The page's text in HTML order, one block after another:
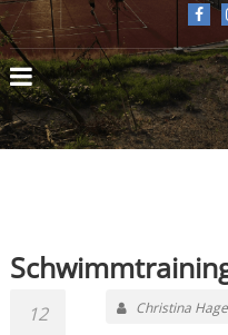
TSV
BÖSINGFELD
E.V.
12 Christina